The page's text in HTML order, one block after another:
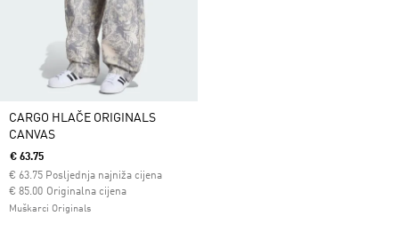
CARGO HLAČE ORIGINALS
CANVAS
€ 63.75
€ 63.75 Posljednja najniža cijena
Originalna cijena
Cijena umanjena od
€ 85.00za
Muškarci Originals